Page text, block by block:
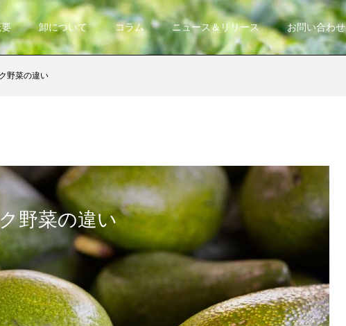
卸について コラム ニュース＆リリース お問い合わせ
野菜の違い
野菜の違い